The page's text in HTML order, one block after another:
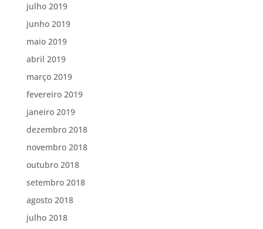
julho 2019
junho 2019
maio 2019
abril 2019
março 2019
fevereiro 2019
janeiro 2019
dezembro 2018
novembro 2018
outubro 2018
setembro 2018
agosto 2018
julho 2018